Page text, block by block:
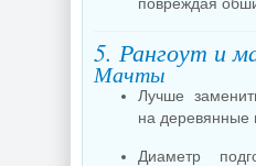
5. Рангоут и
Мачты
Лучше
на деревянные
Диаметр